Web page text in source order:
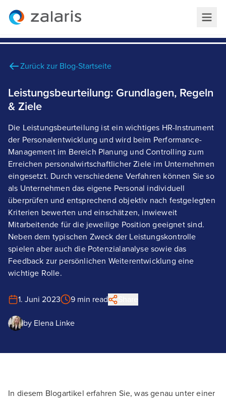
Zurück zur Blog-Startseite
Leistungsbeurteilung: Grundlagen, Regeln
& Ziele
Die Leistungsbeurteilung ist ein wichtiges HR-Instrument
der Personalentwicklung und wird beim Performance-
Management im Bereich Planung und Controlling zum
Erreichen personalwirtschaftlicher Ziele im Unternehmen
eingesetzt. Durch verschiedene Verfahren können Sie so
als Unternehmen das eigene Personal individuell
überprüfen und entsprechend objektiv nach festgelegten
Kriterien bewerten und einschätzen, inwieweit
Mitarbeitende für die jeweilige Position geeignet sind.
Neben dem typischen Zweck der Leistungskontrolle
spielen aber auch die Potenzialanalyse sowie das
Feedback zur persönlichen Weiterentwicklung eine
wichtige Rolle.
1. Juni 2023 9 min read
by Elena Linke
In diesem Blogartikel erfahren Sie, was genau unter einer